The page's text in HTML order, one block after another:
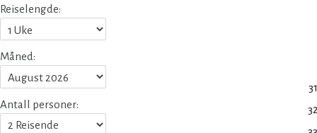
Reiselengde:
Måned:
Antall personer:
31